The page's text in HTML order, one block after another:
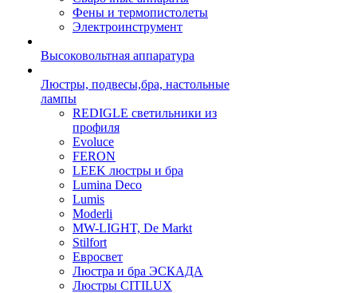
Фены и термопистолеты
Электроинструмент
Высоковольтная аппаратура
Люстры, подвесы,бра, настольные
лампы
REDIGLE светильники из
профиля
Evoluce
FERON
LEEK люстры и бра
Lumina Deco
Lumis
Moderli
MW-LIGHT, De Markt
Stilfort
Евросвет
Люстра и бра ЭСКАДА
Люстры CITILUX